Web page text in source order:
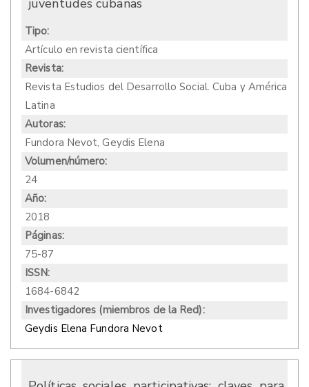
juventudes cubanas
Tipo:
Artículo en revista científica
Revista:
Revista Estudios del Desarrollo Social. Cuba y América
Latina
Autoras:
Fundora Nevot, Geydis Elena
Volumen/número:
24
Año:
2018
Páginas:
75-87
ISSN:
1684-6842
Investigadores (miembros de la Red):
Geydis Elena Fundora Nevot